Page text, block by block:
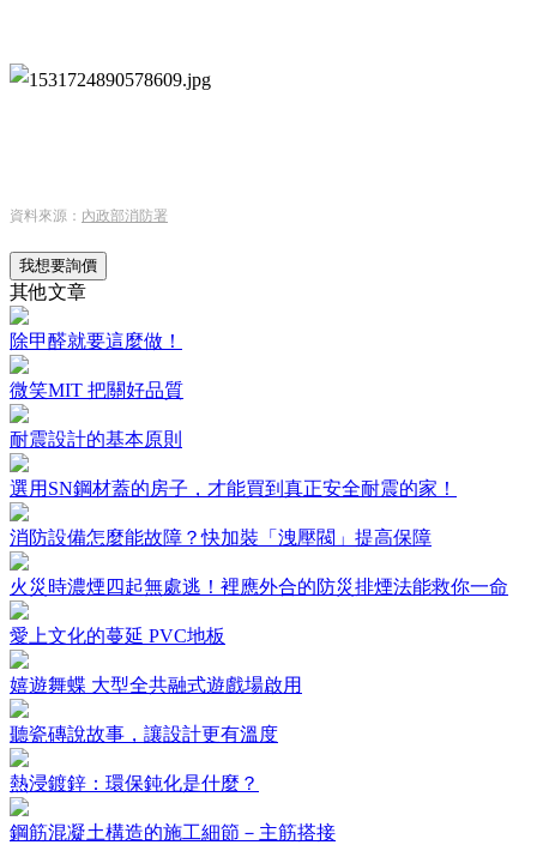
資料來源： 內政部消防署
我想要詢價
其他文章
除甲醛就要這麼做！
微笑MIT 把關好品質
耐震設計的基本原則
選用SN鋼材蓋的房子，才能買到真正安全耐震的家！
消防設備怎麼能故障？快加裝「洩壓閥」提高保障
火災時濃煙四起無處逃！裡應外合的防災排煙法能救你一命
愛上文化的蔓延 PVC地板
嬉遊舞蝶 大型全共融式遊戲場啟用
聽瓷磚說故事，讓設計更有溫度
熱浸鍍鋅：環保鈍化是什麼？
鋼筋混凝土構造的施工細節－主筋搭接